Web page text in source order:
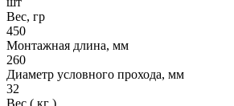
Вес, гр
450
Монтажная длина, мм
260
Диаметр условного прохода, мм
32
Вес ( кг )